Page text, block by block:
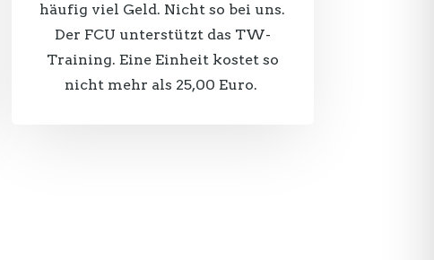
häufig viel Geld. Nicht so bei uns.
Der FCU unterstützt das TW-
Training. Eine Einheit kostet so
nicht mehr als 25,00 Euro.